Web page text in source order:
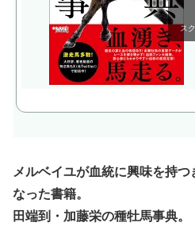
ス
メルベイユが血統に興味を持つ
なった書籍。
田端到・加藤栄の種牡馬事典。